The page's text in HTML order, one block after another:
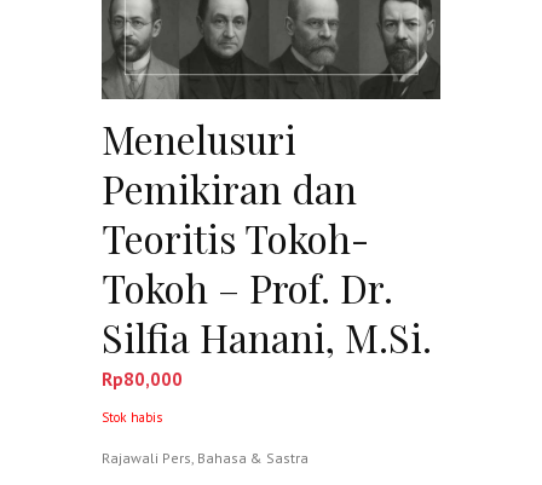
Menelusuri
Pemikiran dan
Teoritis Tokoh-
Tokoh – Prof. Dr.
Silfia Hanani, M.Si.
Rp80,000
Stok habis
Rajawali Pers, Bahasa & Sastra